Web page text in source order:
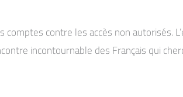
contre les accès non autorisés.
incontournable des Français qui